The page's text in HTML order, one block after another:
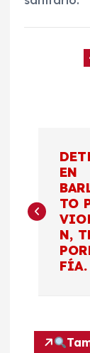
v
EN
TO
N,
FÍA.